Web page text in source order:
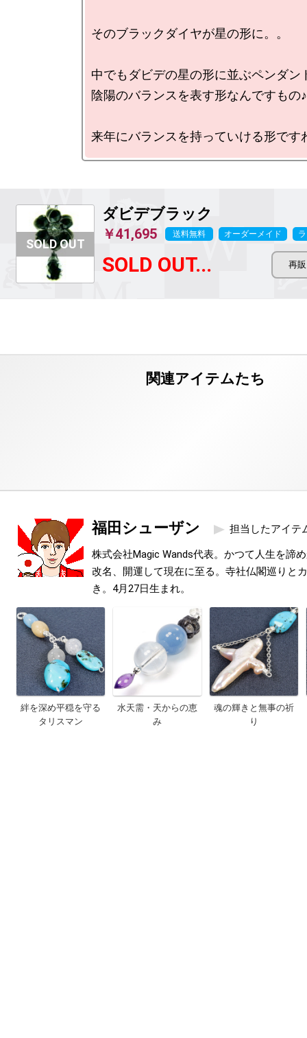
そのブラックダイヤが星の形に。。
中でもダビデの星の形に並ぶペンダン
陰陽のバランスを表す形なんですもの♪
ダビデブラック
￥41,695 送料無料 オーダーメイド
SOLD OUT...
福田シューザン 担当したアイテ
株式会社Magic Wands代表。かつて人生を諦
改名、開運して現在に至る。寺社仏閣巡りと
き。4月27日生まれ。
絆を深め平穏を守る
タリスマン
水天需・天からの恵
み
魂の輝きと無事の祈
り